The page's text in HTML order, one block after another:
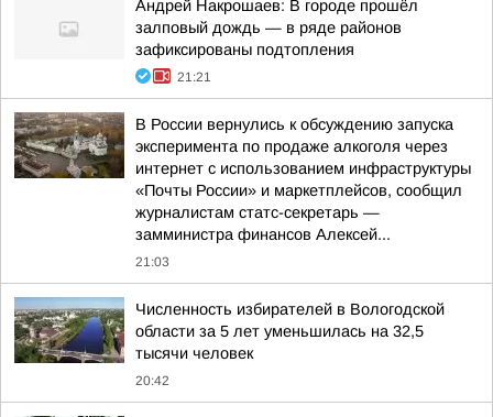
Андрей Накрошаев: В городе прошёл
залповый дождь — в ряде районов
зафиксированы подтопления
21:21
В России вернулись к обсуждению запуска
эксперимента по продаже алкоголя через
интернет с использованием инфраструктуры
«Почты России» и маркетплейсов, сообщил
журналистам статс-секретарь —
замминистра финансов Алексей...
21:03
Численность избирателей в Вологодской
области за 5 лет уменьшилась на 32,5
тысячи человек
20:42